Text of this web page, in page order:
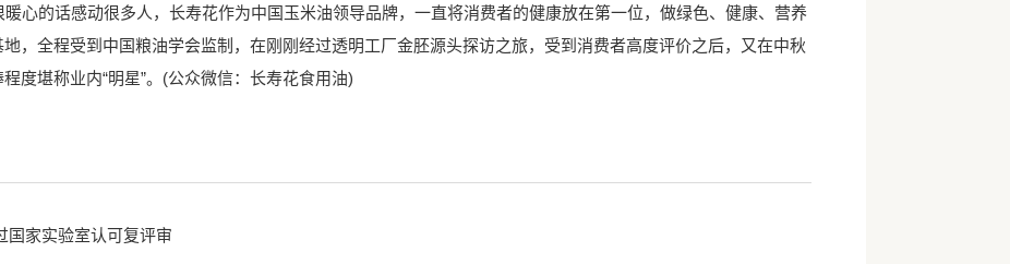
心的话感动很多人，长寿花作为中国玉米油领导品牌，一直将消费者的健康放在第一位，做绿色、健康、营养
，全程受到中国粮油学会监制，在刚刚经过透明工厂金胚源头探访之旅，受到消费者高度评价之后，又在中秋
度堪称业内“明星”。(公众微信：长寿花食用油)
国家实验室认可复评审